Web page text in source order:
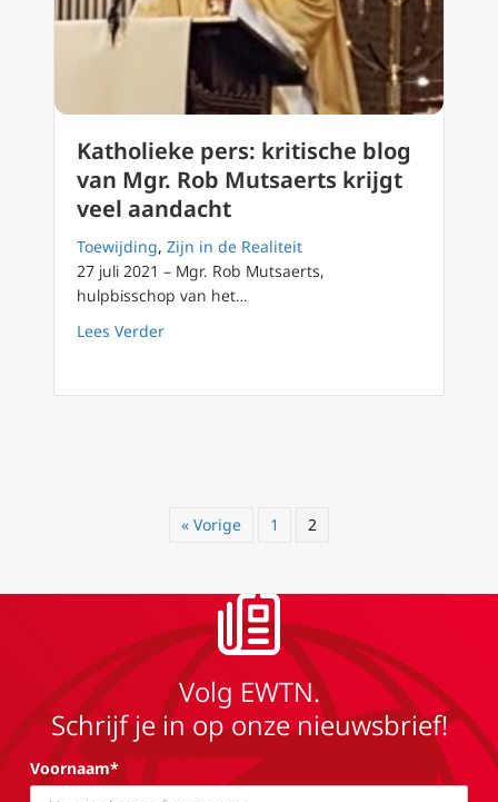
Katholieke pers: kritische blog
van Mgr. Rob Mutsaerts krijgt
veel aandacht
Toewijding, Zijn in de Realiteit
27 juli 2021 – Mgr. Rob Mutsaerts,
hulpbisschop van het…
Lees Verderabout Katholieke pers: kritische blog van
« Vorige 1 2
Volg EWTN.
Schrijf je in op onze nieuwsbrief!
Voornaam*